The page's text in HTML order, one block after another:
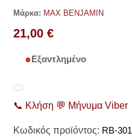
Μάρκα: MAX BENJAMIN
21,00€
Εξαντλημένο
📞 Κλήση 💬 Μήνυμα Viber
Κωδικός προϊόντος: RB-301